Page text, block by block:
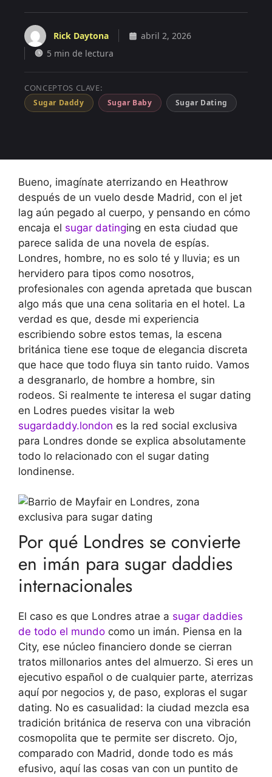
Rick Daytona
abril 2, 2026
5 min de lectura
CONCEPTOS CLAVE:
Sugar Daddy Sugar Baby Sugar Dating
Bueno, imagínate aterrizando en Heathrow
después de un vuelo desde Madrid, con el jet
lag aún pegado al cuerpo, y pensando en cómo
encaja el sugar datinging en esta ciudad que
parece salida de una novela de espías.
Londres, hombre, no es solo té y lluvia; es un
hervidero para tipos como nosotros,
profesionales con agenda apretada que buscan
algo más que una cena solitaria en el hotel. La
verdad es que, desde mi experiencia
escribiendo sobre estos temas, la escena
británica tiene ese toque de elegancia discreta
que hace que todo fluya sin tanto ruido. Vamos
a desgranarlo, de hombre a hombre, sin
rodeos. Si realmente te interesa el sugar dating
en Lodres puedes visitar la web
sugardaddy.london es la red social exclusiva
para Londres donde se explica absolutamente
todo lo relacionado con el sugar dating
londinense.
Por qué Londres se convierte
en imán para sugar daddies
internacionales
El caso es que Londres atrae a sugar daddies
de todo el mundo como un imán. Piensa en la
City, ese núcleo financiero donde se cierran
tratos millonarios antes del almuerzo. Si eres un
ejecutivo español o de cualquier parte, aterrizas
aquí por negocios y, de paso, exploras el sugar
dating. No es casualidad: la ciudad mezcla esa
tradición británica de reserva con una vibración
cosmopolita que te permite ser discreto. Ojo,
comparado con Madrid, donde todo es más
efusivo, aquí las cosas van con un puntito de